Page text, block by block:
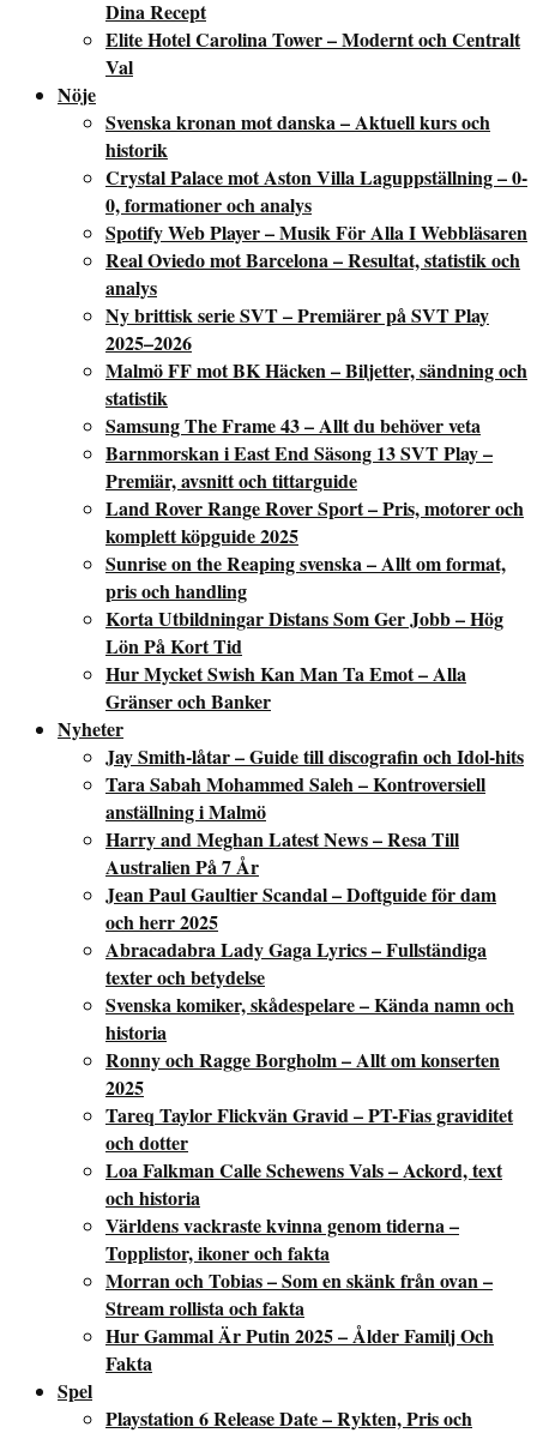
Dina Recept
Elite Hotel Carolina Tower – Modernt och Centralt
Val
Nöje
Svenska kronan mot danska – Aktuell kurs och
historik
Crystal Palace mot Aston Villa Laguppställning – 0-
0, formationer och analys
Spotify Web Player – Musik För Alla I Webbläsaren
Real Oviedo mot Barcelona – Resultat, statistik och
analys
Ny brittisk serie SVT – Premiärer på SVT Play
2025–2026
Malmö FF mot BK Häcken – Biljetter, sändning och
statistik
Samsung The Frame 43 – Allt du behöver veta
Barnmorskan i East End Säsong 13 SVT Play –
Premiär, avsnitt och tittarguide
Land Rover Range Rover Sport – Pris, motorer och
komplett köpguide 2025
Sunrise on the Reaping svenska – Allt om format,
pris och handling
Korta Utbildningar Distans Som Ger Jobb – Hög
Lön På Kort Tid
Hur Mycket Swish Kan Man Ta Emot – Alla
Gränser och Banker
Nyheter
Jay Smith-låtar – Guide till discografin och Idol-hits
Tara Sabah Mohammed Saleh – Kontroversiell
anställning i Malmö
Harry and Meghan Latest News – Resa Till
Australien På 7 År
Jean Paul Gaultier Scandal – Doftguide för dam
och herr 2025
Abracadabra Lady Gaga Lyrics – Fullständiga
texter och betydelse
Svenska komiker, skådespelare – Kända namn och
historia
Ronny och Ragge Borgholm – Allt om konserten
2025
Tareq Taylor Flickvän Gravid – PT-Fias graviditet
och dotter
Loa Falkman Calle Schewens Vals – Ackord, text
och historia
Världens vackraste kvinna genom tiderna –
Topplistor, ikoner och fakta
Morran och Tobias – Som en skänk från ovan –
Stream rollista och fakta
Hur Gammal Är Putin 2025 – Ålder Familj Och
Fakta
Spel
Playstation 6 Release Date – Rykten, Pris och